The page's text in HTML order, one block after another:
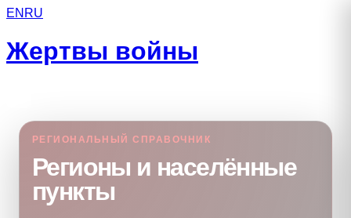
EN RU
Жертвы войны
РЕГИОНАЛЬНЫЙ СПРАВОЧНИК
Регионы и населённые
пункты